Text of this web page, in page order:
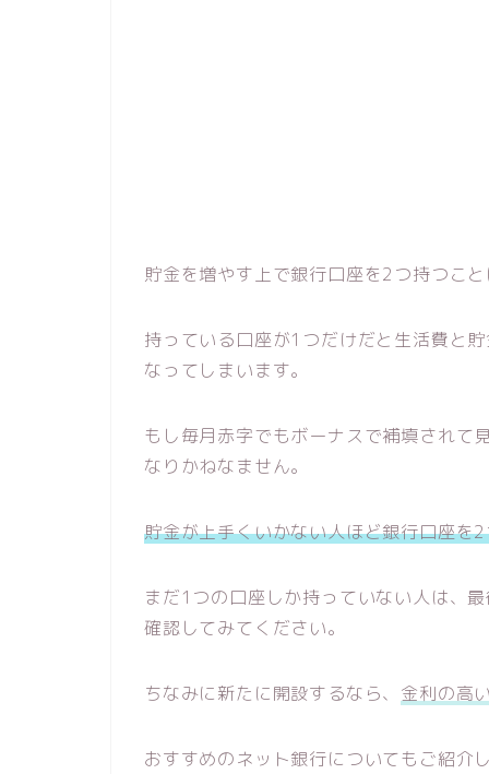
貯金を増やす上で銀行口座を2つ持つこ
持っている口座が1つだけだと生活費と
なってしまいます。
もし毎月赤字でもボーナスで補填されて
なりかねなません。
貯金が上手くいかない人ほど銀行口座を
まだ1つの口座しか持っていない人は、
確認してみてください。
ちなみに新たに開設するなら、 金利の高
おすすめのネット銀行についてもご紹介